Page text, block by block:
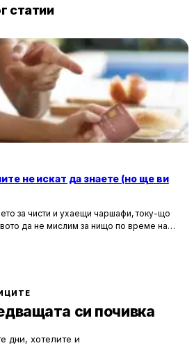
статии
не искат да знаете (но ще ви
за чисти и ухаещи чаршафи, току-що
да не мислим за нищо по време на
си почивка
дни, хотелите и